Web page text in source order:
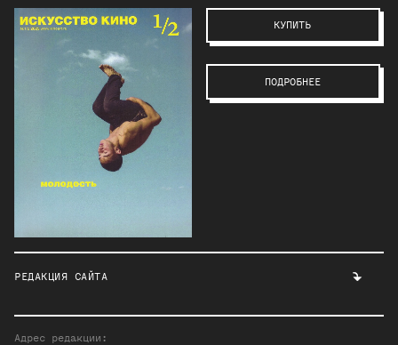
КУПИТЬ
ПОДРОБНЕЕ
РЕДАКЦИЯ САЙТА
Адрес редакции: